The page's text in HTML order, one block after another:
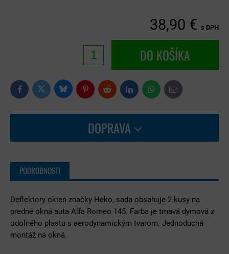
38,90 € s DPH
DO KOŠÍKA
FacebookTwitter BlueskyPinterestReddit LinkedInWhatsApp
E-
mail
DOPRAVA
PODROBNOSTI
Deflektory okien značky Heko, sada obsahuje 2 kusy na
predné okná auta Alfa Romeo 145. Farba je tmavá dymová z
odolného plastu s aerodynamickým tvarom. Jednoduchá
montáž na okná.